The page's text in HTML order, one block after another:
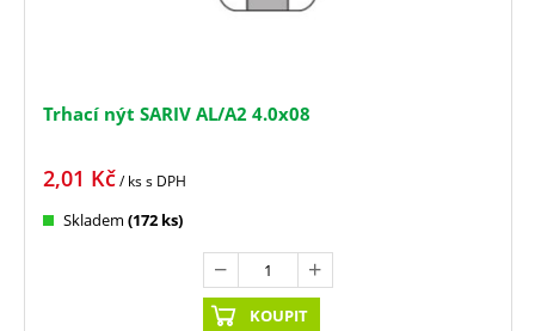
Trhací nýt SARIV AL/A2 4.0x08
2,01 Kč/ kss DPH
Skladem (172 ks)
KOUPIT